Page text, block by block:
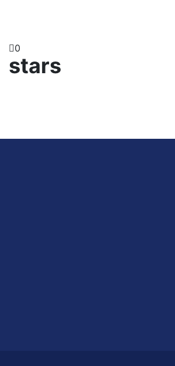
0
stars